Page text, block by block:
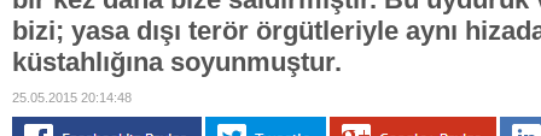
bizi; yasa dışı terör örgütleriyle aynı
küstahlığına soyunmuştur.
25.05.2015 20:14:48